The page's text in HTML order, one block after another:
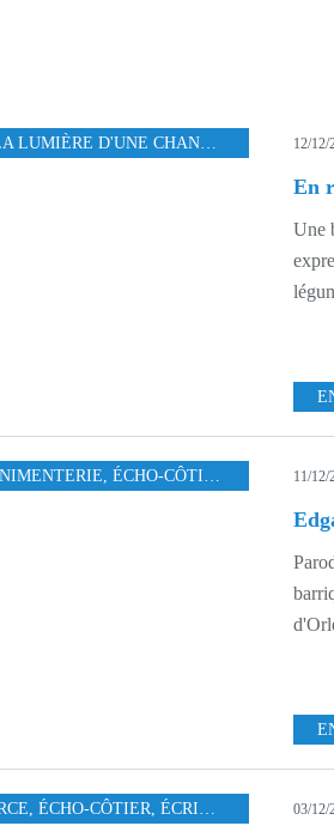
A LA LUMIÈRE D'UNE CHANDELLE. FARCE
12/12/
En
Une
, ÉCHO-CÔTIER 11/12/
, ÉCHO-CÔTIER, ÉCRITURE 03/12/